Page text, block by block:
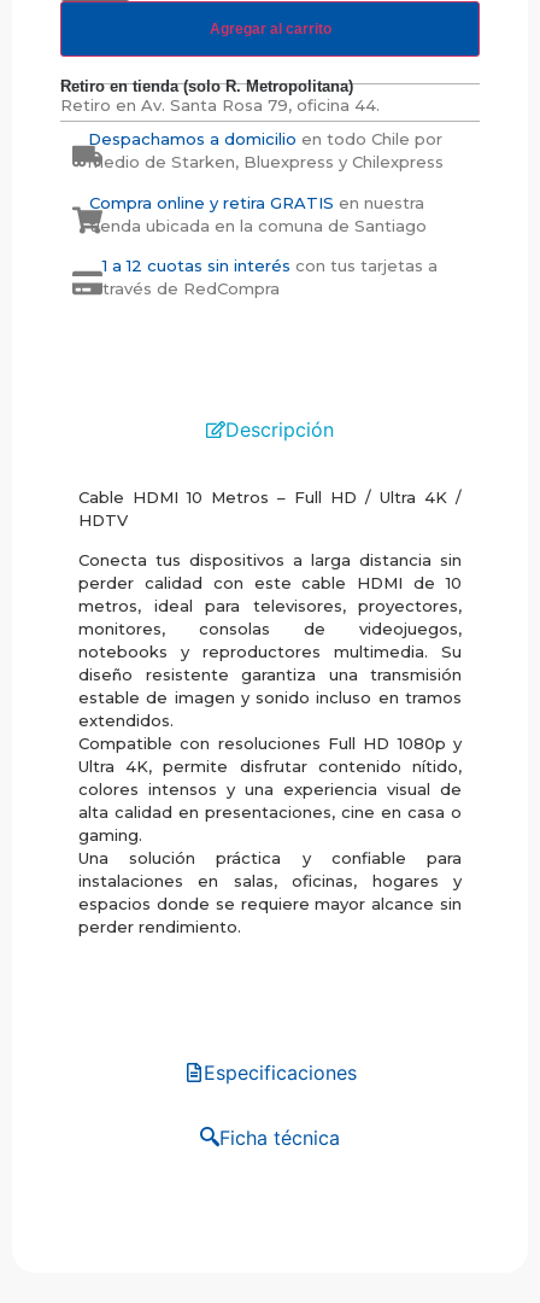
Agregar al carrito
Retiro en tienda (solo R. Metropolitana)
Retiro en Av. Santa Rosa 79, oficina 44.
Despachamos a domicilio en todo Chile por
medio de Starken, Bluexpress y Chilexpress
Compra online y retira GRATIS en nuestra
tienda ubicada en la comuna de Santiago
1 a 12 cuotas sin interés con tus tarjetas a
través de RedCompra
Descripción
Especificaciones
Ficha técnica
Cable HDMI 10 Metros – Full HD / Ultra 4K /
HDTV
Conecta tus dispositivos a larga distancia sin
perder calidad con este cable HDMI de 10
metros, ideal para televisores, proyectores,
monitores, consolas de videojuegos,
notebooks y reproductores multimedia. Su
diseño resistente garantiza una transmisión
estable de imagen y sonido incluso en tramos
extendidos.
Compatible con resoluciones Full HD 1080p y
Ultra 4K, permite disfrutar contenido nítido,
colores intensos y una experiencia visual de
alta calidad en presentaciones, cine en casa o
gaming.
Una solución práctica y confiable para
instalaciones en salas, oficinas, hogares y
espacios donde se requiere mayor alcance sin
perder rendimiento.